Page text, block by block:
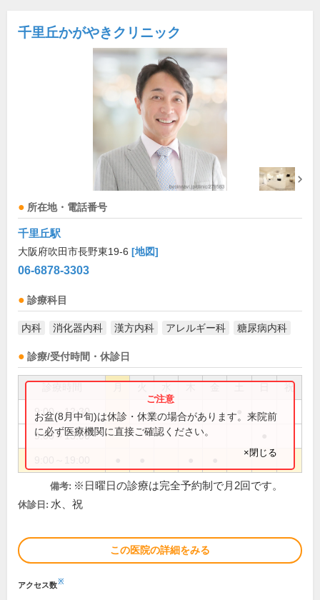
千里丘かがやきクリニック
所在地・電話番号
千里丘駅
大阪府吹田市長野東19-6 [地図]
06-6878-3303
診療科目
内科 消化器内科 漢方内科 アレルギー科 糖尿病内科
診療/受付時間・休診日
祝
9:00～12:30
9:00～13:00
お盆(8月中旬)は休診・休業の場合があります。来院前
に必ず医療機関に直接ご確認ください。
×閉じる
備考: ※日曜日の診療は完全予約制で月2回です。
休診日: 水、祝
この医院の詳細をみる
アクセス数※